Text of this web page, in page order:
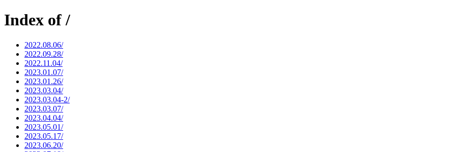
Index of /
2022.08.06/
2022.09.28/
2022.11.04/
2023.01.07/
2023.01.26/
2023.03.04/
2023.03.04-2/
2023.03.07/
2023.04.04/
2023.05.01/
2023.05.17/
2023.06.20/